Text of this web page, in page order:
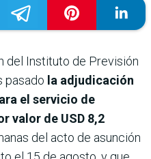
del Instituto de Previsión
pasado la adjudicación
el servicio de
valor de USD 8,2
del acto de asunción